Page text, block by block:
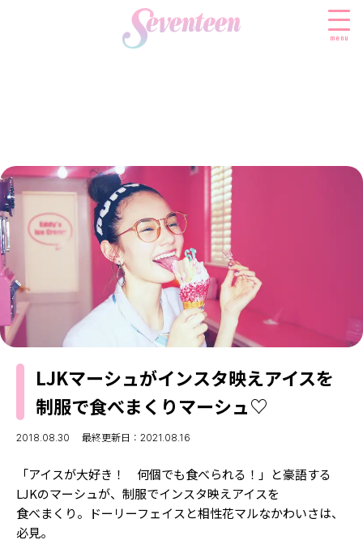
menu
FASHION
ファッションニュース
モデル私服
着回し
BEAUTY
ビューティニュース
トレンドメイク
ベストコスメ
ヘアアレンジ・ヘアケア
スキンケア
ボディケア
SCHOOL
スクールニュース
学校ヘアメイク
勉強・受験・進路
ENTERTAINMENT
エンタメニュース
なにわ男子
K-POP
LIFESTYLE
ライフスタイルニュース
JKランキング・アワード
モデルの購入品
おでかけ
JK TREND
MODELS
MODEL'S BLOG
TikTok
Instagram
YouTube
FORTUNE
LJKマーシュがインスタ映えアイスを
制服で食べまくりマーシュ♡
2018.08.30 最終更新日：2021.08.16
「アイスが大好き！ 何個でも食べられる！」と豪語する
LJKのマーシュが、制服でインスタ映えアイスを
食べまくり。ドーリーフェイスと相性花マルなかわいさは、
必見。